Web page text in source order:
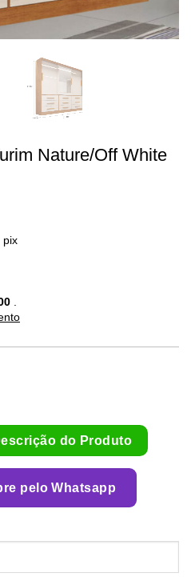
Nature/Off White
pix
do Produto
pelo Whatsapp